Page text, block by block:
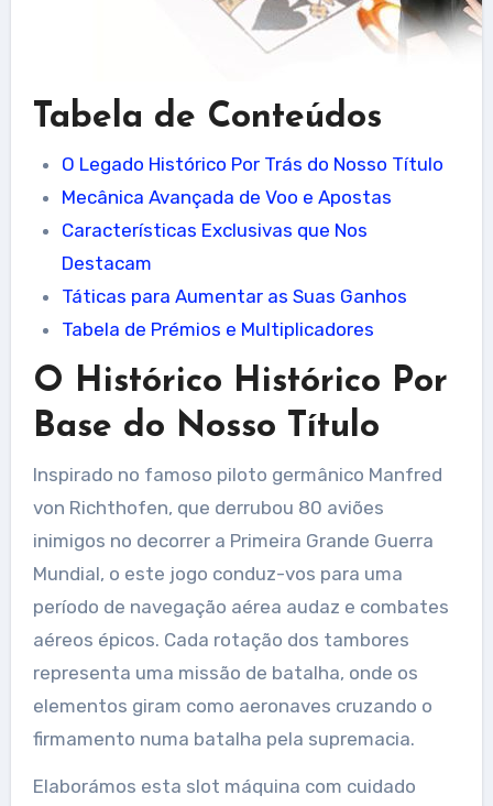
Tabela de Conteúdos
O Legado Histórico Por Trás do Nosso Título
Mecânica Avançada de Voo e Apostas
Características Exclusivas que Nos
Destacam
Táticas para Aumentar as Suas Ganhos
Tabela de Prémios e Multiplicadores
O Histórico Histórico Por
Base do Nosso Título
Inspirado no famoso piloto germânico Manfred
von Richthofen, que derrubou 80 aviões
inimigos no decorrer a Primeira Grande Guerra
Mundial, o este jogo conduz-vos para uma
período de navegação aérea audaz e combates
aéreos épicos. Cada rotação dos tambores
representa uma missão de batalha, onde os
elementos giram como aeronaves cruzando o
firmamento numa batalha pela supremacia.
Elaborámos esta slot máquina com cuidado